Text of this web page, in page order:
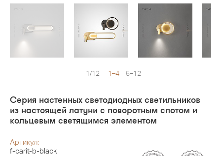
1/12 1–4 5–12
Серия настенных светодиодных светильников
из настоящей латуни с поворотным спотом и
кольцевым светящимся элементом
Артикул:
f-carit-b-black